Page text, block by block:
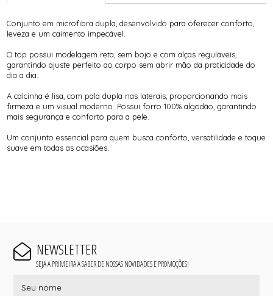
Conjunto em microfibra dupla, desenvolvido para oferecer conforto,
leveza e um caimento impecável.
O top possui modelagem reta, sem bojo e com alças reguláveis,
garantindo ajuste perfeito ao corpo sem abrir mão da praticidade do
dia a dia.
A calcinha é lisa, com pala dupla nas laterais, proporcionando mais
firmeza e um visual moderno. Possui forro 100% algodão, garantindo
mais segurança e conforto para a pele.
Um conjunto essencial para quem busca conforto, versatilidade e toque
suave em todas as ocasiões.
NEWSLETTER
SEJA A PRIMEIRA A SABER DE NOSSAS NOVIDADES E PROMOÇÕES!